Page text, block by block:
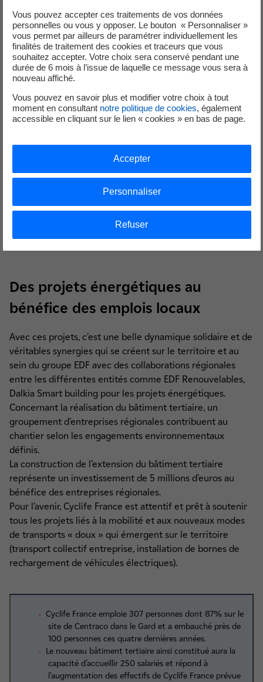
l’énergie produitetout en développant sonmix-
énergétique : l’électricité produite sera intégralement
injectée dans l’usine de Centraco qui fonctionne 24h/24
et 7j/7 !
Le projet est développé en étroite
Groupe. Cette installation photovoltaïque
apportera une véritable économie d’énergie
l’entreprise en évitant l’émission de 317 t de CO2 sur 30
ans et en maitrisant la facture énergétique.
*Le kilowatt-crête (kWc) est l’unité de mesure utilisée
pour évaluer la puissance atteinte par un panneau solaire
Cette puissance de pointe est testée dans des conditions
standards, de 1000w/m² : en France, cela correspond aux
Des projets énergétiques au
bénéfice des emplois locaux
Avec ces projets, c’est une belle dynamique solidaire et de
véritables synergies qui se créent sur le territoire et au
sein du groupe EDF avec des collaborations régionales
entre les différentes entités comme EDF Renouvelables,
Dalkia Smart building pour les projets énergétiques.
Concernant la réalisation du bâtiment tertiaire, un
groupement d’entreprises régionales contribuent au
chantier selon les engagements environnementaux
définis.
La construction de l’extension du bâtiment tertiaire
représente un investissement de 5 millions d’euros au
bénéfice des entreprises régionales.
Pour l’avenir, Cyclife France est attentif et prêt à soutenir
tous les projets liés à la mobilité et aux nouveaux modes
de transports « doux » qui émergent sur le territoire
(transport collectif entreprise, installation de bornes de
rechargement de véhicules électriques).
Cyclife France emploie 307 personnes dont 87% sur le
site de Centraco dans le Gard et a embauché près de
100 personnes ces quatre dernières années.
Le nouveau bâtiment tertiaire ainsi constitué aura la
capacité d’accueillir 250 salariés et répond à
l’augmentation des effectifs de Cyclife France prévue
Vous pouvez accepter ces traitements de vos données
personnelles ou vous y opposer. Le bouton « Personnaliser »
vous permet par ailleurs de paramétrer individuellement les
finalités de traitement des cookies et traceurs que vous
souhaitez accepter. Votre choix sera conservé pendant une
durée de 6 mois à l’issue de laquelle ce message vous sera à
nouveau affiché.
Vous pouvez en savoir plus et modifier votre choix à tout
moment en consultant notre politique de cookies, également
accessible en cliquant sur le lien « cookies » en bas de page.
Refuser
Personnaliser
Accepter